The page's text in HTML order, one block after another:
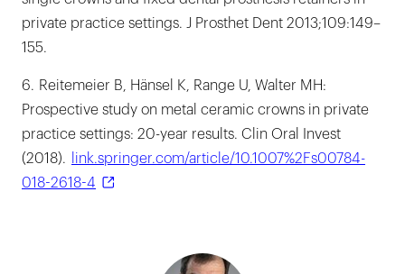
private practice settings. J Prosthet Dent 2013;109:149–
155.
6. Reitemeier B, Hänsel K, Range U, Walter MH:
Prospective study on metal ceramic crowns in private
practice settings: 20-year results. Clin Oral Invest
(2018).
link.springer.com/article/10.1007%2Fs00784-
018-2618-4